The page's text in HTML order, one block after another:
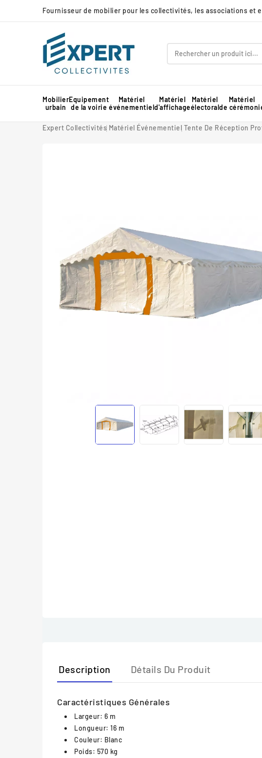
Fournisseur de mobilier pour les collectivités, les associations et
Mobilier
urbain
Equipement
de la voirie
Matériel
événementiel
Matériel
d'affichage
Matériel
électoral
Matériel
de
Expert Collectivités Matériel Événementiel Tente De Réception
Description Détails Du Produit
Caractéristiques Générales
Largeur: 6 m
Longueur: 16 m
Couleur: Blanc
Poids: 570 kg